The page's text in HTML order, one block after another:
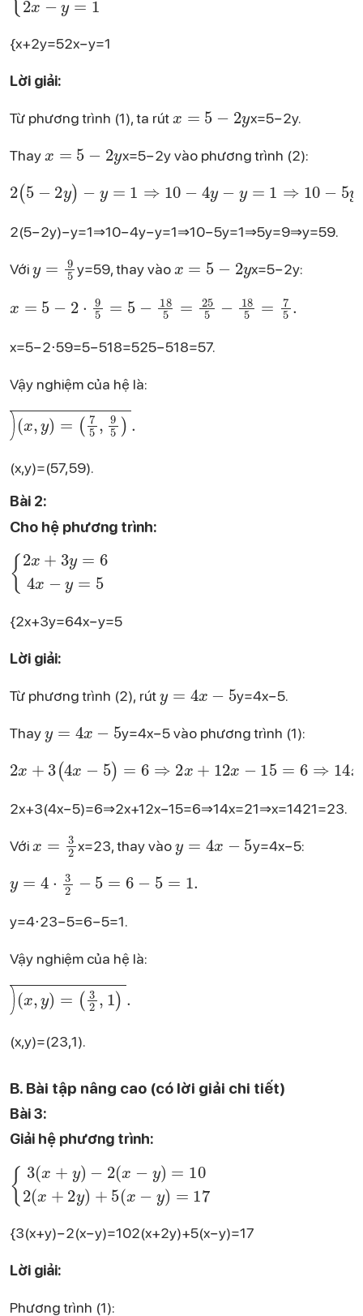
{x+2y=52x−y=1​
Lời giải:
Từ phương trình (1), ta rút
x = 5 - 2y
x=5−2y.
Thay
x = 5 - 2y
x=5−2y vào phương trình (2):
2(5 - 2y) - y = 1 \quad \Rightarrow \quad 10 - 4y - y = 1 \quad \Rightarrow \quad 10 - 5y = 1 \quad \Rightarrow \quad 5y = 9 \quad \Rightarrow \quad y = \frac{9}{5}.
2(5−2y)−y=1⇒10−4y−y=1⇒10−5y=1⇒5y=9⇒y=59​.
Với
y=59​, thay vào
x = 5 - 2y
x=5−2y:
x = 5 - 2\cdot\frac{9}{5} = 5 - \frac{18}{5} = \frac{25}{5} - \frac{18}{5} = \frac{7}{5}.
x=5−2⋅59​=5−518​=525​−518​=57​.
Vậy nghiệm của hệ là:
\boxed{\left(x, y\right) = \left(\frac{7}{5}, \frac{9}{5}\right)}.
(x,y)=(57​,59​)​.
Bài 2:
Cho hệ phương trình:
\begin{cases} 2x + 3y = 6 \\ 4x - y = 5 \end{cases}
{2x+3y=64x−y=5​
Lời giải:
Từ phương trình (2), rút
y=4x−5.
Thay
y=4x−5 vào phương trình (1):
2x + 3(4x - 5) = 6 \quad \Rightarrow \quad 2x + 12x - 15 = 6 \quad \Rightarrow \quad 14x = 21 \quad \Rightarrow \quad x = \frac{21}{14} = \frac{3}{2}.
2x+3(4x−5)=6⇒2x+12x−15=6⇒14x=21⇒x=1421​=23​.
Với
x=23​, thay vào y=4x−5:
y = 4\cdot\frac{3}{2} - 5 = 6 - 5 = 1.
y=4⋅23​−5=6−5=1.
Vậy nghiệm của hệ là:
\boxed{\left(x, y\right) = \left(\frac{3}{2}, 1\right)}.
(x,y)=(23​,1)​.
B. Bài tập nâng cao (có lời giải chi tiết)
Bài 3:
Giải hệ phương trình:
\begin{cases} 3(x + y) - 2(x - y) = 10 \\ 2(x + 2y) + 5(x - y) = 17 \end{cases}
{3(x+y)−2(x−y)=102(x+2y)+5(x−y)=17​
Lời giải:
Phương trình (1):